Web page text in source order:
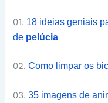
01. 18 ideias geniais
de pelúcia
02.Como limpar os
03.35 imagens de